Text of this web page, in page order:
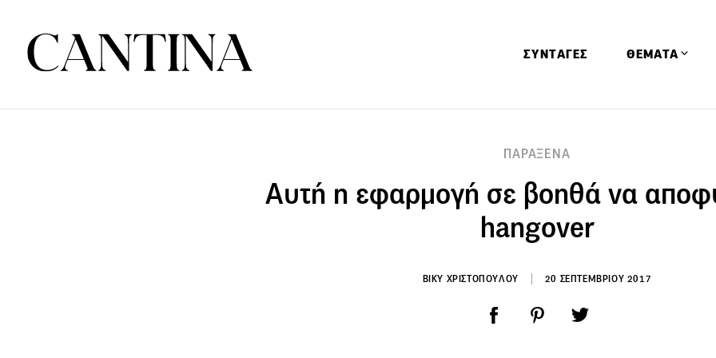
ΣΥΝΤΑΓΕΣ ΘΕΜΑΤΑ
Ειδήσεις
ΠΑΡΑΞΕΝΑ
Αυτή η εφαρμογή σε βοηθά να
hangover
ΒΙΚΥ ΧΡΙΣΤΟΠΟΥΛΟΥ 20 ΣΕΠΤΕΜΒΡΙΟΥ 2017